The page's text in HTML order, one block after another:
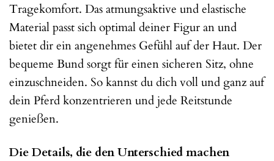
Tragekomfort. Das atmungsaktive und elastische
Material passt sich optimal deiner Figur an und
bietet dir ein angenehmes Gefühl auf der Haut. Der
bequeme Bund sorgt für einen sicheren Sitz, ohne
einzuschneiden. So kannst du dich voll und ganz auf
dein Pferd konzentrieren und jede Reitstunde
genießen.
Die Details, die den Unterschied machen